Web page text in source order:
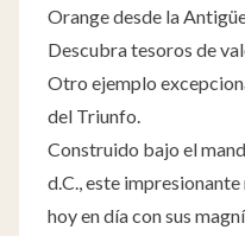
Orange desde la
Descubra tesoros de
Otro ejemplo
del Triunfo.
Construido bajo el
d.C., este
hoy en día con sus